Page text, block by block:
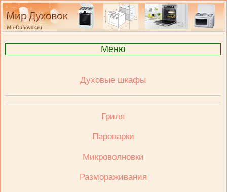
Меню
Духовые шкафы
Гриля
Пароварки
Микроволновки
Размораживания